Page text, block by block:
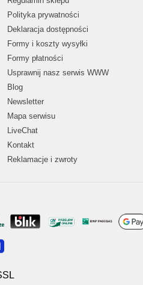
Polityka prywatności
Deklaracja dostępności
Formy i koszty wysyłki
Formy płatności
Usprawnij nasz serwis WWW
Blog
Newsletter
Mapa serwisu
LiveChat
Kontakt
Reklamacje i zwroty